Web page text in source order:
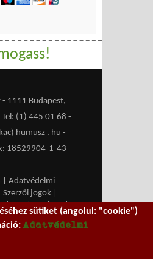
- 1111 Budapest,
(1) 445 01 68 -
humusz . hu -
18529904-1-43
Adatvédelmi
Szerzői jogok
RSS HU| EN
sütiket (angolul: "cookie")
Adatvédelmi